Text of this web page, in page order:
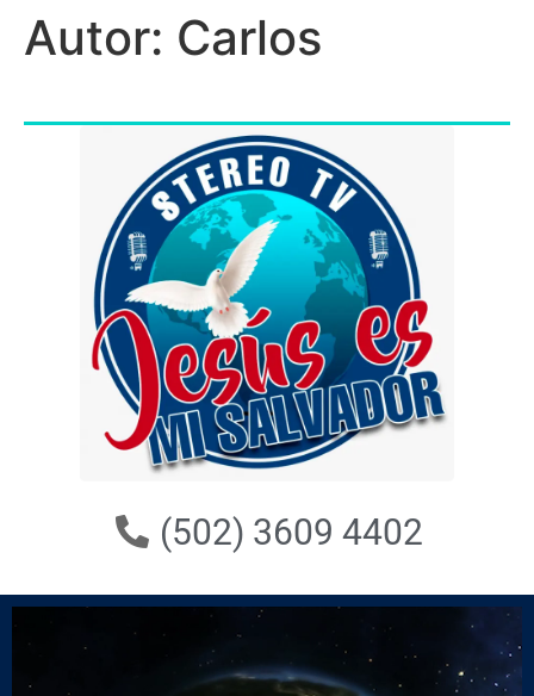
Autor: Carlos
(502) 3609 4402